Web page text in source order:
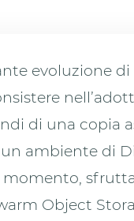
evoluzione
di una copia
ambiente di
momento,
Object